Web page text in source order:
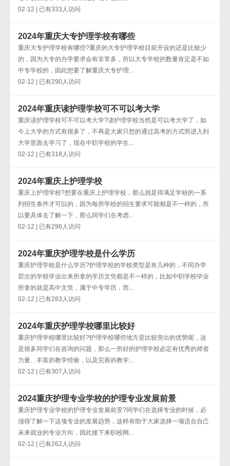
02-12 | 已有333人访问
2024年重庆大专护理学校有哪些
重庆大专护理学校有哪些?重庆的大专护理学校目前开设的还是比较少
的，因为大专的办学要求会有非常多，所以大专学校的数量肯定是不如
中专学校的，因此想要了解重庆大专护理...
02-12 | 已有290人访问
2024年重庆读护理学校可不可以考大学
重庆读护理学校可不可以考大学?读护理学校当然是可以考大学了，如
今上大学的方式有很多了，不再是大家只想的通过高考的方式而进入到
大学里面去学习了，现在中职学校的学生...
02-12 | 已有318人访问
2024年重庆上护理学校
重庆上护理学校?想要在重庆上护理学校，那么就是得满足学校的一系
列招生条件才可以的，因为每所学校的招生要求可能都是不一样的，所
以要具体去了解一下，那么同学们在考虑...
02-12 | 已有296人访问
2024年重庆护理学校是什么学历
重庆护理学校是什么学历?护理学校的学校类型是有几种的，不同办学
层次的学校毕业出来所拿的学历文凭都是不一样的，比如中职学校毕业
所拿的就是高中文凭，属于中专学历，而...
02-12 | 已有283人访问
2024年重庆护理学校哪里比较好
重庆护理学校哪里比较好?护理学校哪些地方是比较突出的优势呢，这
是很多同学们在咨询的问题，那么一所好的护理学校必定有优秀的师资
力量、丰富的教学经验，以及完善的教学...
02-12 | 已有307人访问
2024重庆护理专业学校的护理专业发展前景
重庆护理专业学校的护理专业发展前景?同学们在选择专业的时候，必
须得了解一下这项专业的发展趋势，这样有助于大家选择一项适合自己
未来就业的专业方向，因此接下来职校网...
02-12 | 已有262人访问